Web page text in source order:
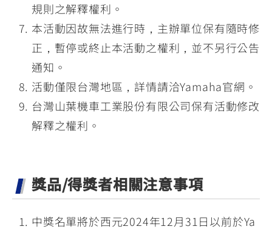
規則之解釋權利。
本活動因故無法進行時，主辦單位保有隨時修
正，暫停或終止本活動之權利，並不另行公告
通知。
活動僅限台灣地區，詳情請洽Yamaha官網。
台灣山葉機車工業股份有限公司保有活動修改
解釋之權利。
獎品/得獎者相關注意事項
中獎名單將於西元2024年12月31日以前於Ya